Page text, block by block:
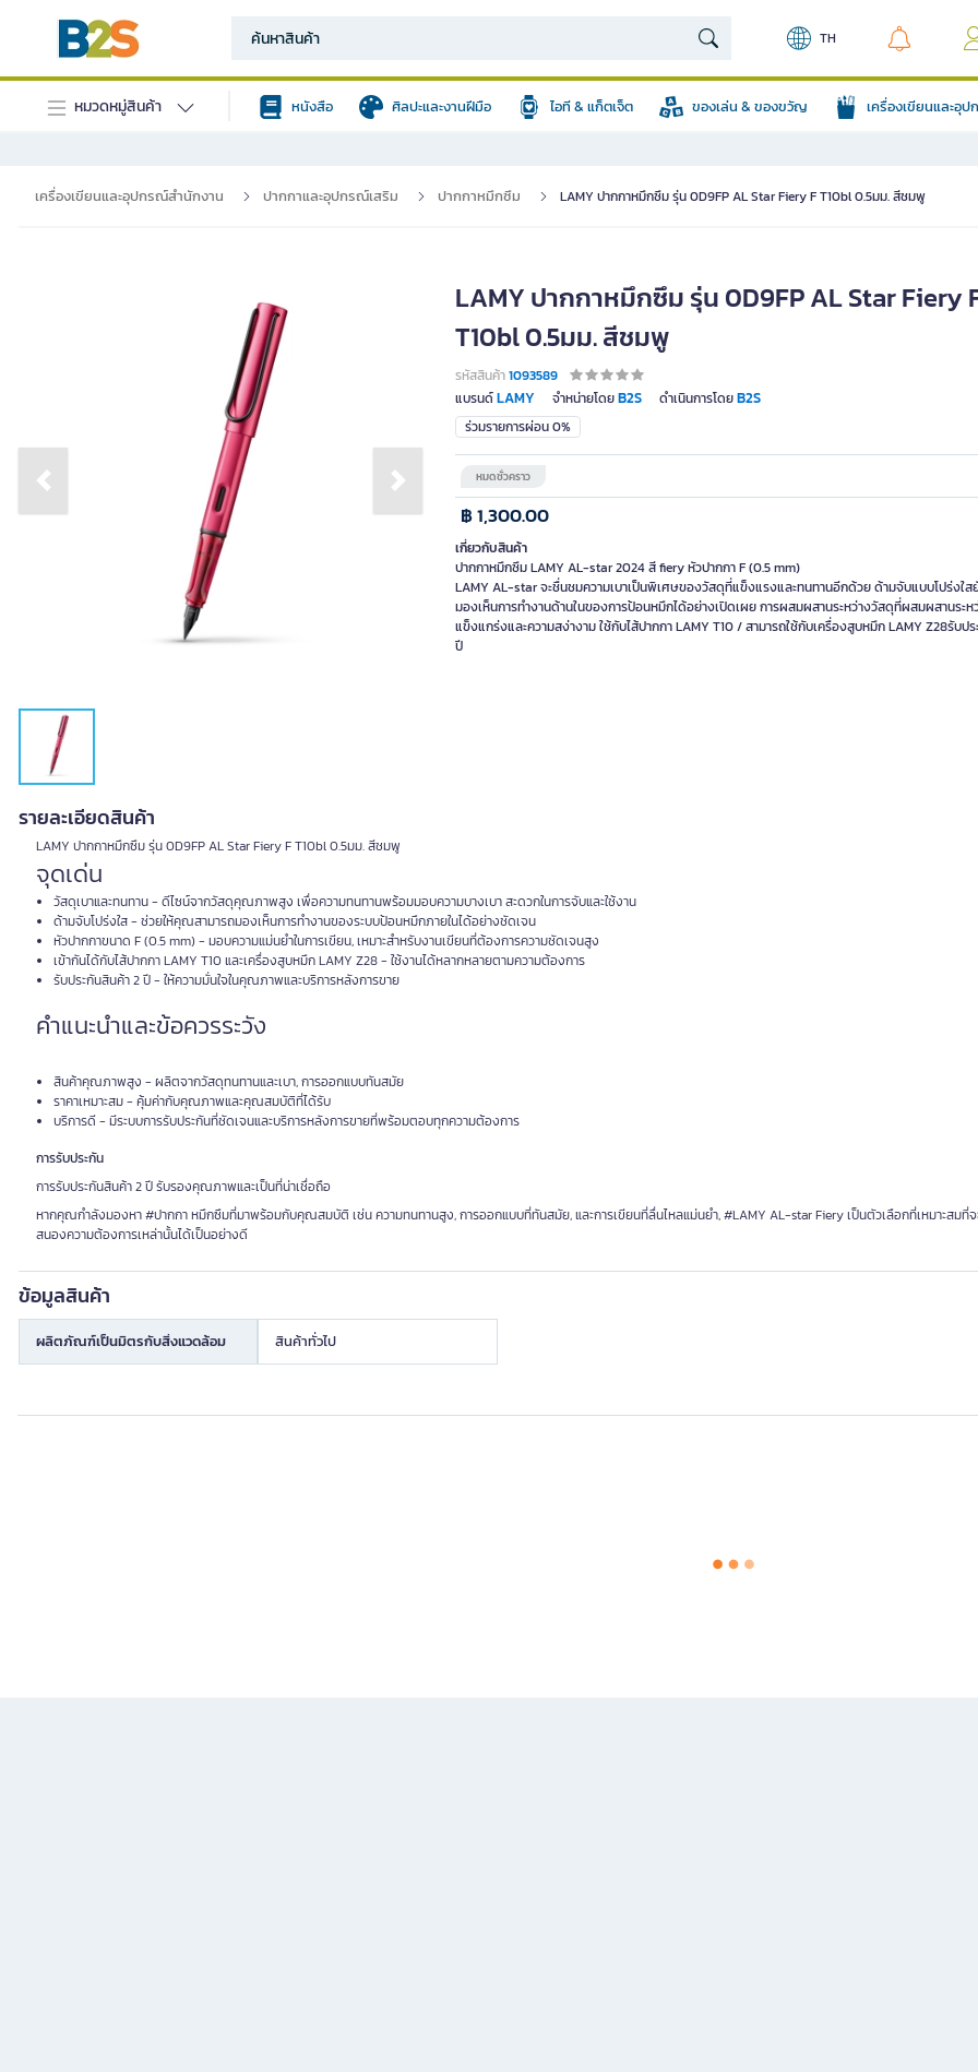
TH
หมวดหมู่สินค้า หนังสือ ศิลปะและงานฝีมือ ไอที & แก็ตเจ็ต ของเล่น & ของขวัญ เครื่องเขียนและอุ
เครื่องเขียนและอุปกรณ์สำนักงาน ปากกาและอุปกรณ์เสริม ปากกาหมึกซึม LAMY ปากกาหมึกซึม รุ่น 0D9FP AL Star Fiery F T10bl 0.5มม. สีชมพู
Previous slide Next slide
LAMY ปากกาหมึกซึม รุ่น 0D9FP AL Star Fiery
T10bl 0.5มม. สีชมพู
รหัสสินค้า1093589
แบรนด์LAMY จำหน่ายโดยB2S ดำเนินการโดยB2S
ร่วมรายการผ่อน 0%
หมดชั่วคราว
฿ 1,300.00
เกี่ยวกับสินค้า
ปากกาหมึกซึม LAMY AL-star 2024 สี fiery หัวปากกา F (0.5 mm)
LAMY AL-star จะชื่นชมความเบาเป็นพิเศษของวัสดุที่แข็งแรงและทนทานอีกด้วย ด้ามจับแบบโปร่งใส
มองเห็นการทำงานด้านในของการป้อนหมึกได้อย่างเปิดเผย การผสมผสานระหว่างวัสดุที่ผสมผสานระห
แข็งแกร่งและความสง่างาม ใช้กับไส้ปากกา LAMY T10 / สามารถใช้กับเครื่องสูบหมึก LAMY Z28รับป
ปี
รายละเอียดสินค้า
LAMY ปากกาหมึกซึม รุ่น 0D9FP AL Star Fiery F T10bl 0.5มม. สีชมพู
จุดเด่น
วัสดุเบาและทนทาน - ดีไซน์จากวัสดุคุณภาพสูง เพื่อความทนทานพร้อมมอบความบางเบา สะดวกในการจับและใช้งาน
ด้ามจับโปร่งใส - ช่วยให้คุณสามารถมองเห็นการทำงานของระบบป้อนหมึกภายในได้อย่างชัดเจน
หัวปากกาขนาด F (0.5 mm) - มอบความแม่นยำในการเขียน, เหมาะสำหรับงานเขียนที่ต้องการความชัดเจนสูง
เข้ากันได้กับไส้ปากกา LAMY T10 และเครื่องสูบหมึก LAMY Z28 - ใช้งานได้หลากหลายตามความต้องการ
รับประกันสินค้า 2 ปี - ให้ความมั่นใจในคุณภาพและบริการหลังการขาย
คำแนะนำและข้อควรระวัง
สินค้าคุณภาพสูง - ผลิตจากวัสดุทนทานและเบา, การออกแบบทันสมัย
ราคาเหมาะสม - คุ้มค่ากับคุณภาพและคุณสมบัติที่ได้รับ
บริการดี - มีระบบการรับประกันที่ชัดเจนและบริการหลังการขายที่พร้อมตอบทุกความต้องการ
การรับประกัน
การรับประกันสินค้า 2 ปี รับรองคุณภาพและเป็นที่น่าเชื่อถือ
หากคุณกำลังมองหา #ปากกา หมึกซึมที่มาพร้อมกับคุณสมบัติ เช่น ความทนทานสูง, การออกแบบที่ทันสมัย, และการเขียนที่ลื่นไหลแม่นยำ, #LAMY AL-star Fiery เป็นตัวเลือกที่เหมาะสมที่
สนองความต้องการเหล่านั้นได้เป็นอย่างดี
ข้อมูลสินค้า
ผลิตภัณฑ์เป็นมิตรกับสิ่งแวดล้อม สินค้าทั่วไป